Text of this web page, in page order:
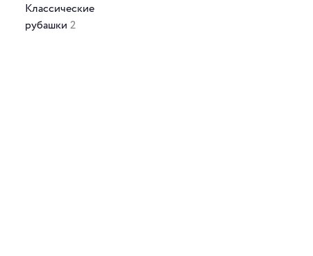
Классические
рубашки 2